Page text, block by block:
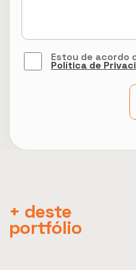
Estou de acordo
Política de
+ deste
portfólio